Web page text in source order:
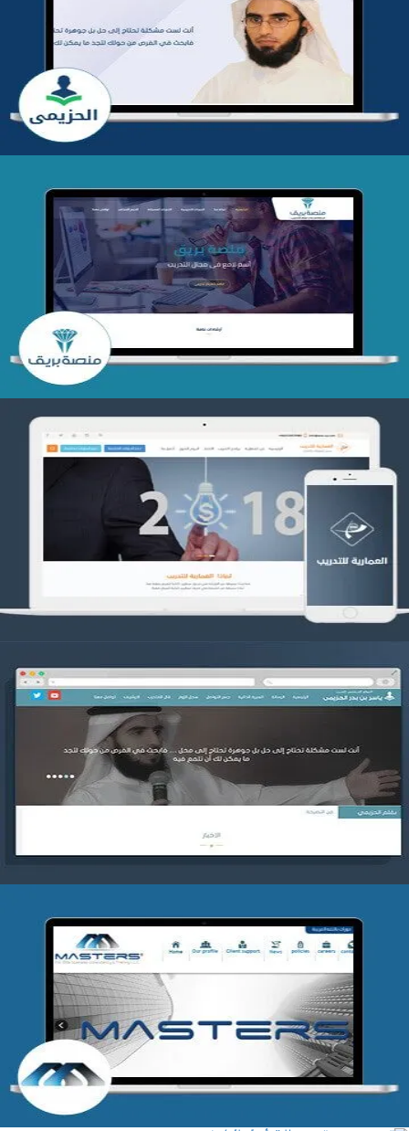
تطوير موقع المدرب ياسر الحزيمي
التفاصيل
تصميم منصة بريق
التفاصيل
تصميم العمارية للتدريب
التفاصيل
موقع ياسر بن بدر الحزيمي
التفاصيل
شركة MASTERS للتدريب
التفاصيل